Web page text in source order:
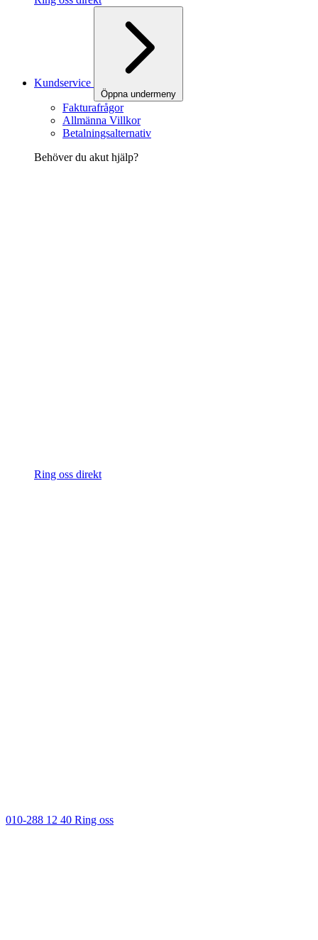
Kundservice
Öppna undermeny
Fakturafrågor
Allmänna Villkor
Betalningsalternativ
Behöver du akut hjälp?
Ring oss direkt
010-288 12 40 Ring oss